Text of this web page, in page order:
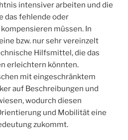
intensiver arbeiten und die
das fehlende oder
müssen. In
bzw. nur sehr vereinzelt
Hilfsmittel, die das
erleichtern könnten.
mit eingeschränktem
auf Beschreibungen und
wodurch diesen
und Mobilität eine
zukommt.